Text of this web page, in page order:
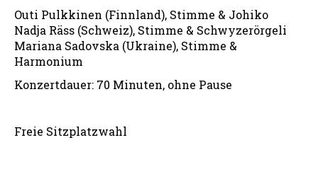
Outi Pulkkinen (Finnland), Stimme & Johiko
Nadja Räss (Schweiz), Stimme & Schwyzerörgeli
Mariana Sadovska (Ukraine), Stimme &
Harmonium
Konzertdauer: 70 Minuten, ohne Pause
Freie Sitzplatzwahl